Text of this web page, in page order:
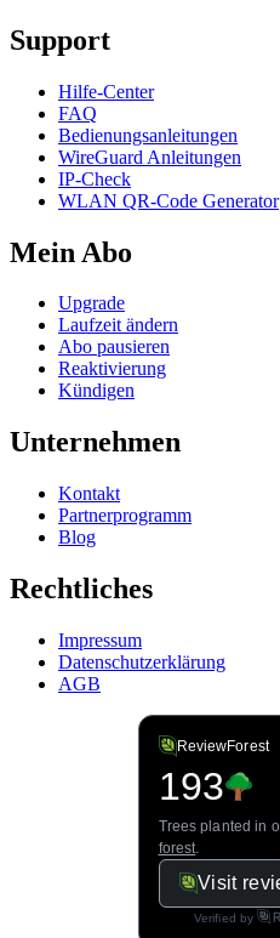
Support
Hilfe-Center
FAQ
Bedienungsanleitungen
WireGuard Anleitungen
IP-Check
WLAN QR-Code Generator
Mein Abo
Upgrade
Laufzeit ändern
Abo pausieren
Reaktivierung
Kündigen
Unternehmen
Kontakt
Partnerprogramm
Blog
Rechtliches
Impressum
Datenschutzerklärung
AGB